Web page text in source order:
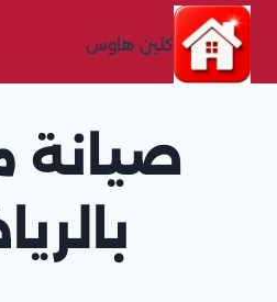
التجاوز
المحتوى
كلين هاوس
صيانة